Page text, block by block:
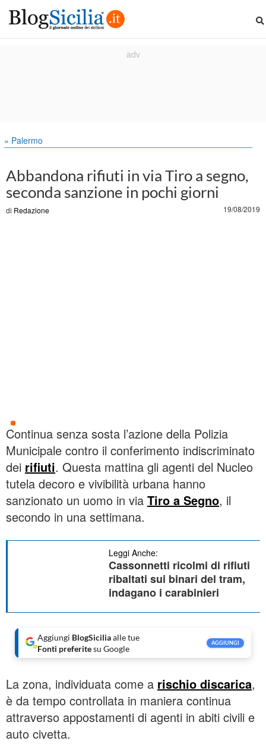
» Palermo
Abbandona rifiuti in via Tiro a segno,
seconda sanzione in pochi giorni
di Redazione 19/08/2019
Continua senza sosta l’azione della Polizia
Municipale contro il conferimento indiscriminato
dei rifiuti. Questa mattina gli agenti del Nucleo
tutela decoro e vivibilità urbana hanno
sanzionato un uomo in via Tiro a Segno, il
secondo in una settimana.
Leggi Anche:
Cassonnetti ricolmi di rifiuti
ribaltati sui binari del tram,
indagano i carabinieri
Aggiungi BlogSiciliaalle tue
Fonti preferitesu Google
AGGIUNGI
La zona, individuata come a rischio discarica,
è da tempo controllata in maniera continua
attraverso appostamenti di agenti in abiti civili e
auto civetta.